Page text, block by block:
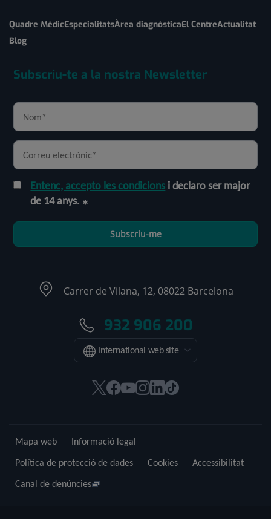
Quadre MèdicEspecialitatsÀrea diagnòsticaEl CentreActualitat
Blog
Subscriu-te a la nostra Newsletter
Entenc, accepto les condicions i declaro ser major
de 14 anys.
Subscriu-me
Carrer de Vilana, 12, 08022 Barcelona
932 906 200
International web site
Aquest
una
finestra
Aquest
una
finestra
Aquest
una
finestra
Aquest
finestra
Aquest
finestra
Enllaç
Mapa web
Informació legal
Política de protecció de dades
Cookies
Accessibilitat
Canal de denúncies